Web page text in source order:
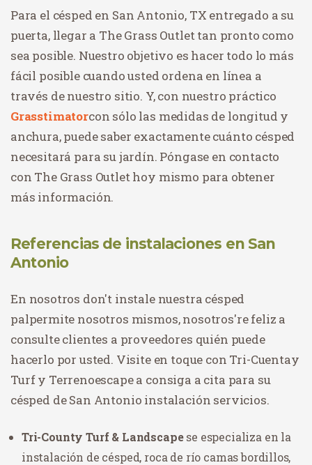
Para el césped en San Antonio, TX entregado a su
puerta, llegar a The Grass Outlet tan pronto como
sea posible. Nuestro objetivo es hacer todo lo más
fácil posible cuando usted ordena en línea a
través de nuestro sitio. Y, con nuestro práctico
Grasstimatorcon sólo las medidas de longitud y
anchura, puede saber exactamente cuánto césped
necesitará para su jardín. Póngase en contacto
con The Grass Outlet hoy mismo para obtener
más información.
Referencias de instalaciones en San
Antonio
En nosotros don't instalenuestra césped
palpermite nosotros mismos,nosotros'refeliz a
consulteclientes a proveedores quién puede
hacerlo por usted. Visiteen toque con Tri-Cuentay
Turfy Terrenoescapea consiga a cita para su
césped de San Antonio instalación servicios.
Tri-County Turf & Landscapese especializa en la
instalación de césped, roca de río camas bordillos,